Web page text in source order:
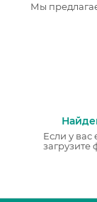
Мы
Если у вас
загрузите